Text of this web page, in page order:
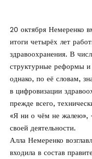
20 октября Немеренко
итоги четырёх лет
здравоохранения. В
структурные реформы
однако, по её словам,
в цифровизации
прежде всего,
«Я ни о чём не жалею»,
своей деятельности.
Алла Немеренко
входила в состав